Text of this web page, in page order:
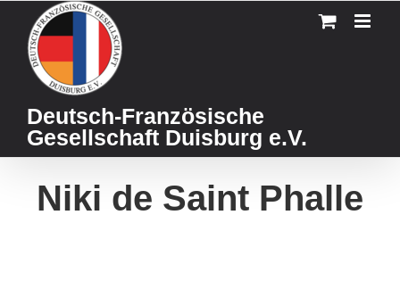
content
Deutsch-Französische
Gesellschaft Duisburg e.V.
Niki de Saint Phalle